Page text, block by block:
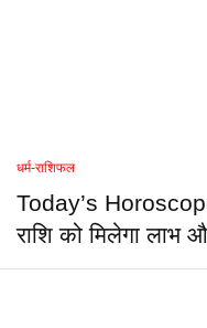
धर्म-राशिफल
Today’s
राशि को मिलेगा लाभ